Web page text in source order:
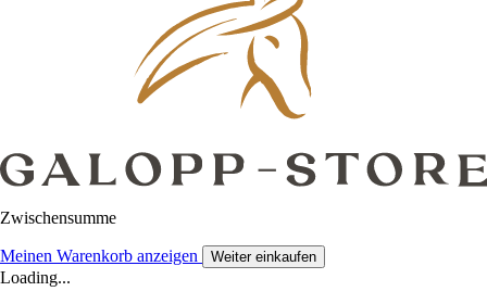
Zwischensumme
Meinen Warenkorb anzeigen Weiter einkaufen
Loading...